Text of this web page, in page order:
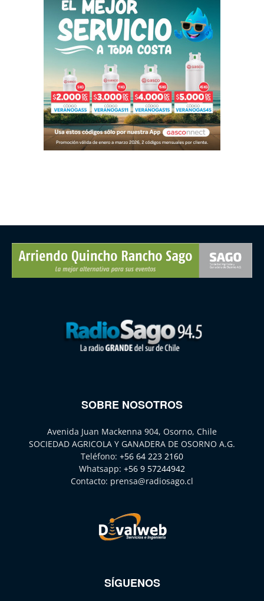
SOBRE NOSOTROS
Avenida Juan Mackenna 904, Osorno, Chile
SOCIEDAD AGRICOLA Y GANADERA DE OSORNO A.G.
Teléfono: +56 64 223 2160
Whatsapp: +56 9 57244942
Contacto: prensa@radiosago.cl
SÍGUENOS